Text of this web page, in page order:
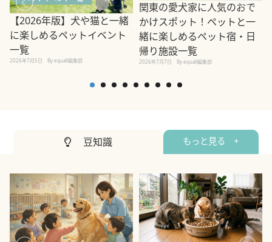
【2026年版】犬や猫と一緒
に楽しめるペットイベント
一覧
2026年7月5日 By equall編集部
関東の愛犬家に人気のおで
かけスポット！ペットと一
緒に楽しめるペット宿・日
帰り施設一覧
2026年7月7日 By equall編集部
豆知識 もっと見る +